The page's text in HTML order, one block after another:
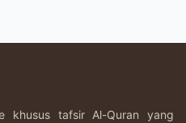
khusus tafsir Al-Quran yang